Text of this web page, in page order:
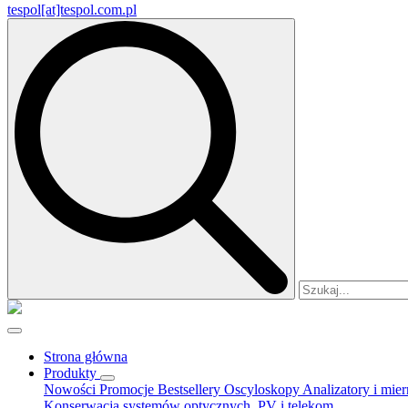
tespol[at]tespol.com.pl
Strona główna
Produkty
Nowości Promocje Bestsellery Oscyloskopy Analizatory i